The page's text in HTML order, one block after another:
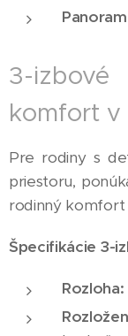
3-
komfort v
Pre rodiny s
priestoru,
rodinný komfort
Špecifikácie 3-
Rozloha: